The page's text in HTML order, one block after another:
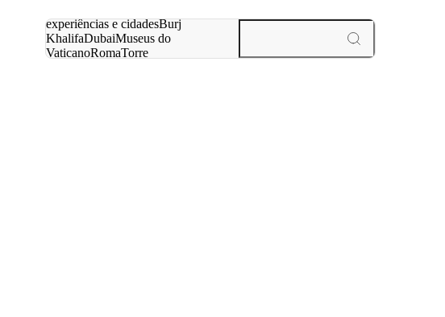
experiências e cidadesBurj
KhalifaDubaiMuseus do
VaticanoRomaTorre